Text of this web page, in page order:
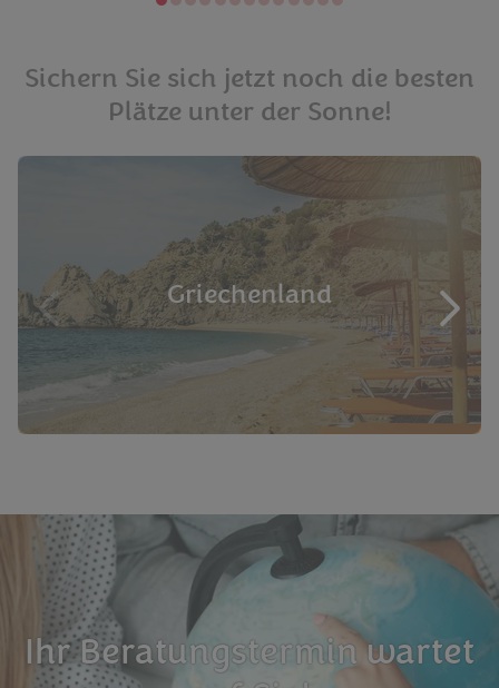
Sichern Sie sich jetzt noch die besten
Plätze unter der Sonne!
Griechenland
Ihr Beratungstermin wartet